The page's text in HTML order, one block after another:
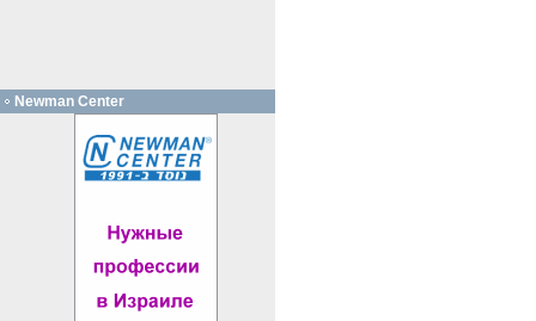
Newman Center